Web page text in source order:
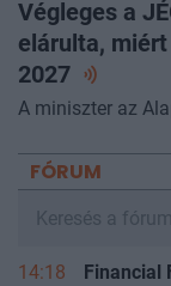
Végleges a
elárulta,
2027
A miniszter az
FÓRUM
14:18 Financial